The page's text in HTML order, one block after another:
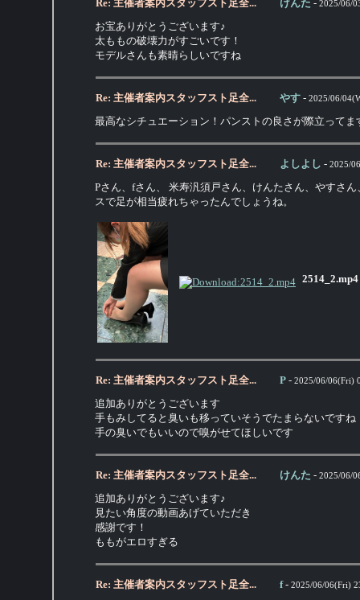
Re: 主催者案内スタッフスト足全... けんた - 2025/06/
お宝ありがとうございます♪
太ももの破壊力がすごいです！
モデルさんも素晴らしいですね
Re: 主催者案内スタッフスト足全... やす - 2025/06/
最高なシチュエーション！パンストの良さが際立ってま
Re: 主催者案内スタッフスト足全... よしよし - 2025/
Pさん、fさん、 米寿汎須戸さん、けんたさん、やすさ
スで足が相当疲れちゃったんでしょうね。
2514_2.mp4
Re: 主催者案内スタッフスト足全... P - 2025/06/06(Fri)
追加ありがとうございます
手もみしてると臭いも移っていそうでたまらないですね
手の臭いでもいいので嗅がせてほしいです
Re: 主催者案内スタッフスト足全... けんた - 2025/06/
追加ありがとうございます♪
見たい角度の動画あげていただき
感謝です！
ももがエロすぎる
Re: 主催者案内スタッフスト足全... f- 2025/06/06(Fri)